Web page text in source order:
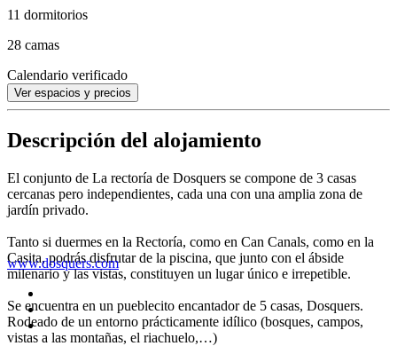
11 dormitorios
28 camas
Calendario verificado
Ver espacios y precios
Descripción del alojamiento
El conjunto de La rectoría de Dosquers se compone de 3 casas
cercanas pero independientes, cada una con una amplia zona de
jardín privado.
Tanto si duermes en la Rectoría, como en Can Canals, como en la
Casita, podrás disfrutar de la piscina, que junto con el ábside
milenario y las vistas, constituyen un lugar único e irrepetible.
Se encuentra en un pueblecito encantador de 5 casas, Dosquers.
Rodeado de un entorno prácticamente idílico (bosques, campos,
vistas a las montañas, el riachuelo,…)
www.dosquers.com